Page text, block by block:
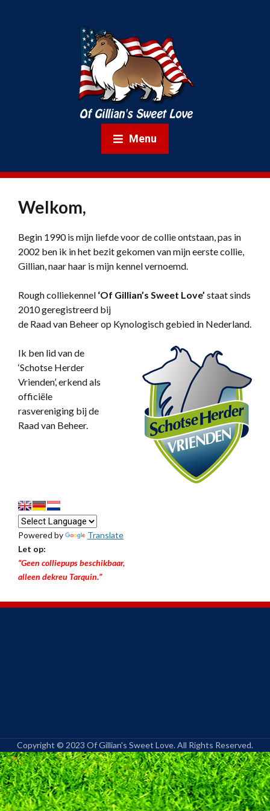
Menu
Welkom,
Begin 1990 is mijn liefde voor de collie ontstaan, pas in
2002 ben ik in het bezit gekomen van mijn eerste collie,
Gillian, naar haar is mijn kennel vernoemd.
Rough colliekennel ‘Of Gillian’s Sweet Love’ staat sinds
2010 geregistreerd bij
de Raad van Beheer op Kynologisch gebied in Nederland.
Ik ben lid van de
‘Schotse Herder
Vrienden’, erkend als
officiële
rasvereniging bij de
Raad van Beheer.
Powered by
Translate
Let op:
“Geen colliepups beschikbaar,
alleen dekreu Tarquin.”
Copyright © 2023 Of Gillian's Sweet Love. All Rights Reserved.